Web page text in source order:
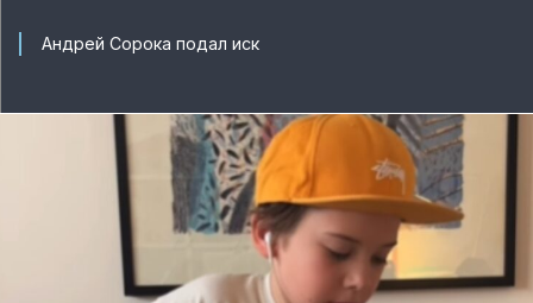
Андрей Сорока подал иск